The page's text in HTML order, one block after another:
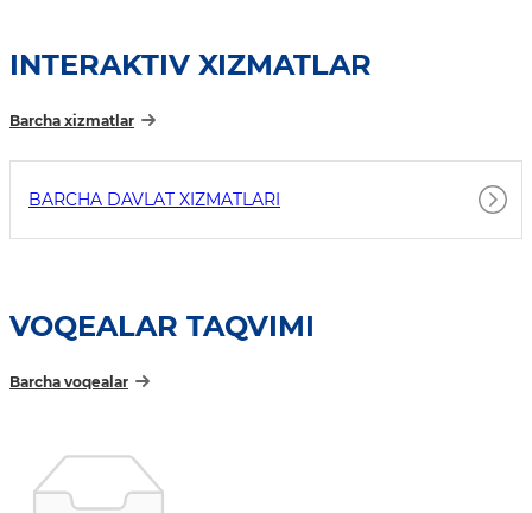
INTERAKTIV XIZMATLAR
Barcha xizmatlar
BARCHA DAVLAT XIZMATLARI
VOQEALAR TAQVIMI
Barcha voqealar